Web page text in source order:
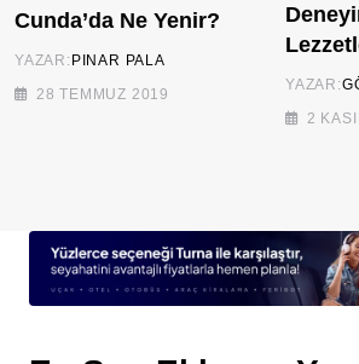
YAZAR:
2
Cunda’da Ne Yenir?
YAZAR: PINAR PALA
28 TEMMUZ 2019